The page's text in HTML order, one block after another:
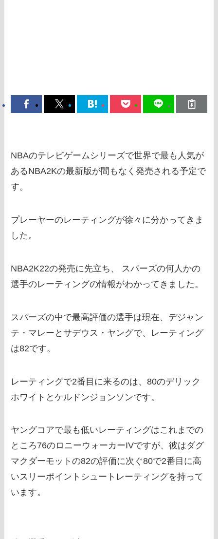
NBAのテレビゲームシリーズで世界で最も人気が
あるNBA2Kの最新版が間もなく発売される予定で
す。
プレーヤーのレーティングが徐々に分かってきま
した。
NBA2K22の発売に先立ち、 スパーズの何人かの
選手のレーティングの情報がわかってきました。
スパーズの中で最高評価の選手は現在、デジャン
テ・マレーとサデウス・ヤングで、レーティング
は82です。
レーティングで2番目に来るのは、80のデリック
ホワイトとケルドンジョンソンです。
ヤングコアで最も低いレーティングはこれまでの
ところ76のロニーウォーカーIVですが、彼はダグ
マクダーモットの82の評価に次ぐ80で2番目に高
いスリーポイントシュートレーティングを持って
います。